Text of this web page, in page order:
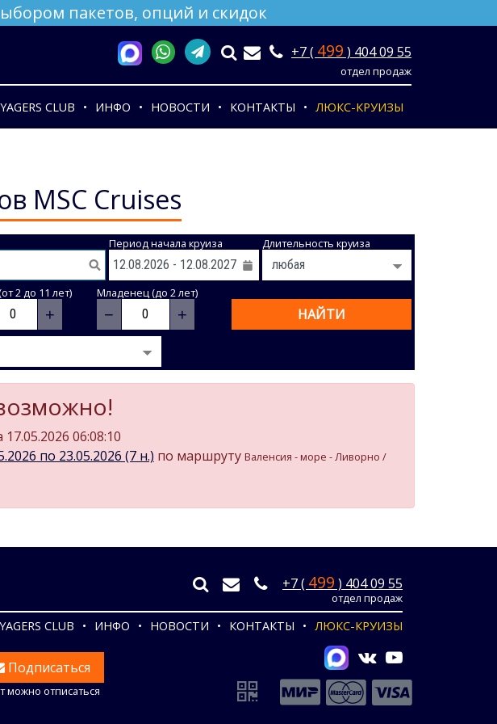
пакетов, опций и скидок
+7 ( 499 ) 404 09 55
отдел продаж
CLUB ИНФО НОВОСТИ КОНТАКТЫ ЛЮКС-КРУИЗЫ
MSC Cruises
Период начала круиза Длительность круиза
2 до 11 лет)
+
Младенец (до 2 лет)
− + НАЙТИ
06:08:10
по 23.05.2026 (7 н.) по маршруту Валенсия - море - Ливорно /
+7 ( 499 ) 404 09 55
отдел продаж
CLUB ИНФО НОВОСТИ КОНТАКТЫ ЛЮКС-КРУИЗЫ
Подписаться
отписаться